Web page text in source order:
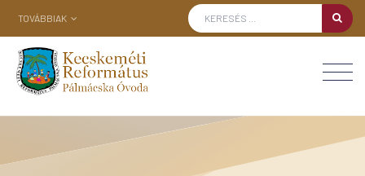
TOVÁBBIAK